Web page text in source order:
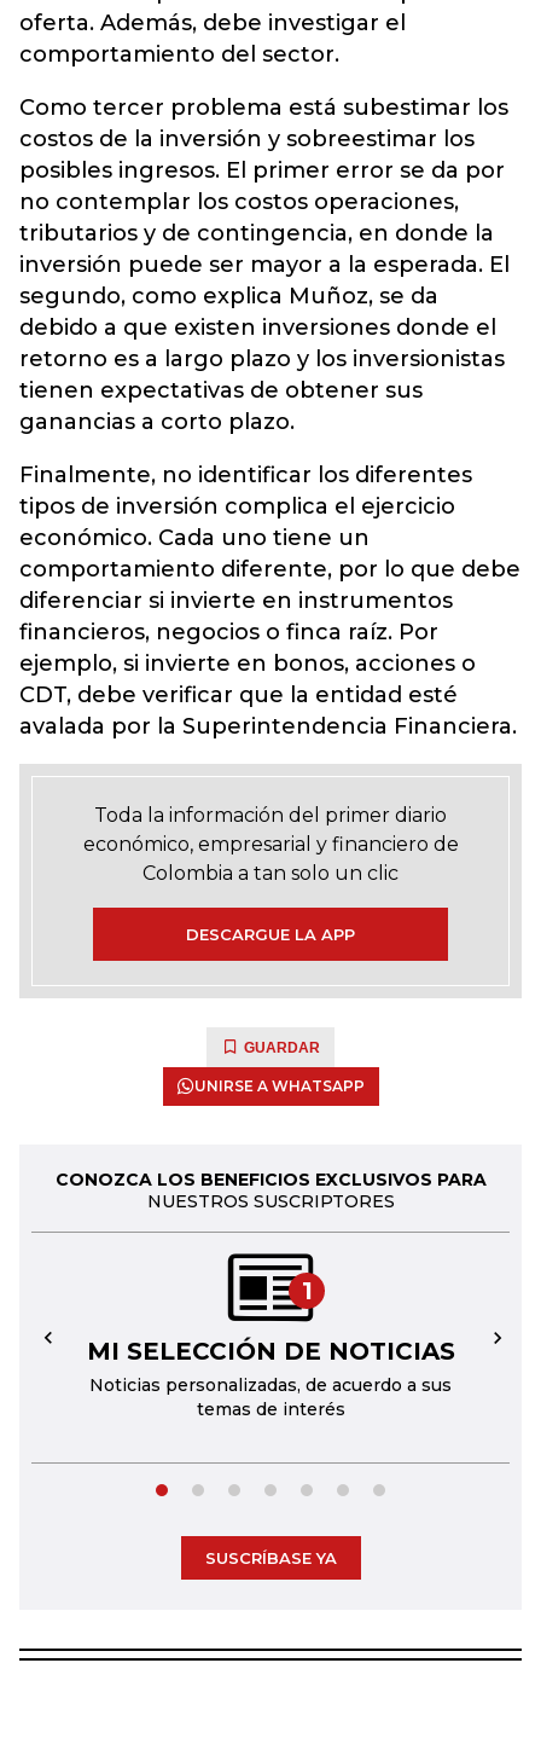
oferta. Además, debe investigar el
comportamiento del sector.
Como tercer problema está subestimar los
costos de la inversión y sobreestimar los
posibles ingresos. El primer error se da por
no contemplar los costos operaciones,
tributarios y de contingencia, en donde la
inversión puede ser mayor a la esperada. El
segundo, como explica Muñoz, se da
debido a que existen inversiones donde el
retorno es a largo plazo y los inversionistas
tienen expectativas de obtener sus
ganancias a corto plazo.
Finalmente, no identificar los diferentes
tipos de inversión complica el ejercicio
económico. Cada uno tiene un
comportamiento diferente, por lo que debe
diferenciar si invierte en instrumentos
financieros, negocios o finca raíz. Por
ejemplo, si invierte en bonos, acciones o
CDT, debe verificar que la entidad esté
avalada por la Superintendencia Financiera.
Toda la información del primer diario
económico, empresarial y financiero de
Colombia a tan solo un clic
DESCARGUE LA APP
GUARDAR
UNIRSE A WHATSAPP
CONOZCA LOS BENEFICIOS EXCLUSIVOS PARA
NUESTROS SUSCRIPTORES
1
MI SELECCIÓN DE NOTICIAS
Noticias personalizadas, de acuerdo a sus
temas de interés
← →
SUSCRÍBASE YA